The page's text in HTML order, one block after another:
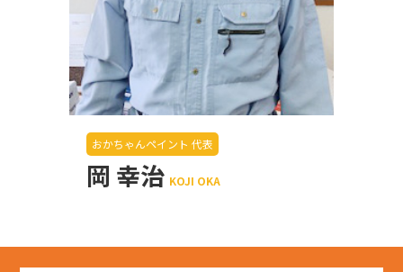
おかちゃんペイント 代表
岡 幸治 KOJI OKA